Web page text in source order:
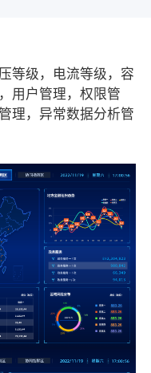
等级，电流等级，容
用户管理，权限管
理，异常数据分析管